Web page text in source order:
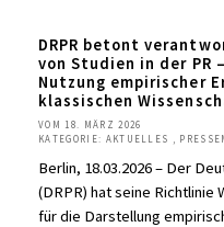
DRPR betont
von Studien in der PR
Nutzung empirischer
klassischen
VOM 18. MÄRZ 2026
KATEGORIE: AKTUELLES ,
Berlin, 18.03.2026 – Der
(DRPR) hat seine Richtlinie
für die Darstellung